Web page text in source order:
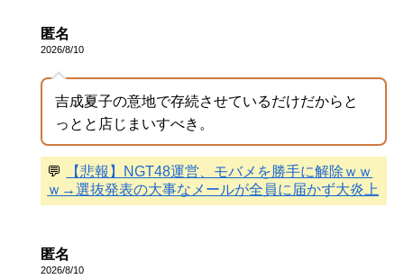
匿名
2026/8/10
吉成夏子の意地で存続させているだけだからと
っとと店じまいすべき。
💬
【悲報】NGT48運営、モバメを勝手に解除ｗｗ
ｗ→選抜発表の大事なメールが全員に届かず大炎上
匿名
2026/8/10